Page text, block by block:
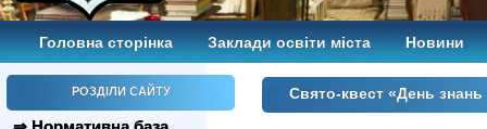
Головна сторінка Заклади освіти міста Новини
РОЗДІЛИ САЙТУ Свято-квест «День